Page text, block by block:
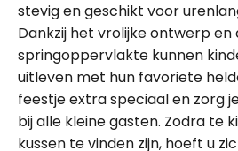
stevig en geschikt voor
Dankzij het vrolijke ontwerp en
springoppervlakte kunnen
uitleven met hun favoriete
feestje extra speciaal en zorg
bij alle kleine gasten. Zodra te
kussen te vinden zijn, hoeft u